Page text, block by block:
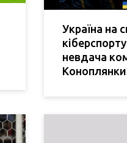
Україна на
невдача